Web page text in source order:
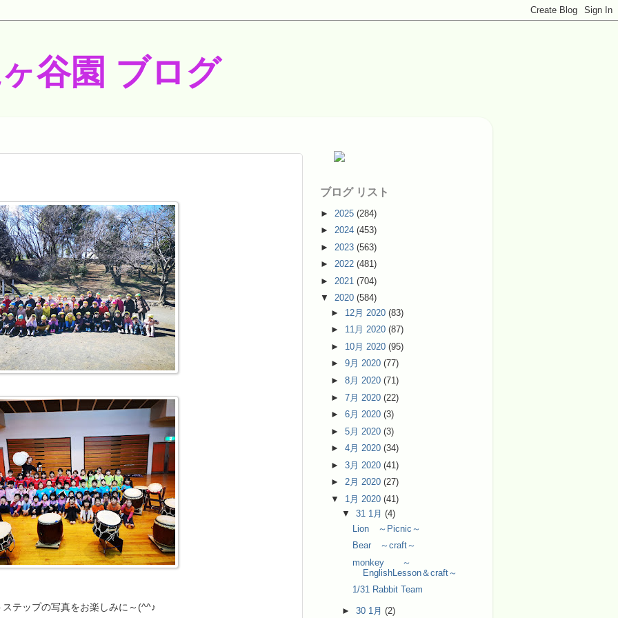
谷園 ブログ
ステップの写真をお楽しみに～(^^♪
ブログ リスト
► 2025 (284)
► 2024 (453)
► 2023 (563)
► 2022 (481)
► 2021 (704)
▼ 2020 (584)
► 12月 2020(83)
► 11月 2020(87)
► 10月 2020(95)
►9月 2020(77)
►8月 2020(71)
►7月 2020(22)
►6月 2020(3)
►5月 2020(3)
►4月 2020(34)
►3月 2020(41)
►2月 2020(27)
▼ 1月 2020(41)
▼ 31 1月 (4)
Lion ～Picnic～
Bear ～craft～
monkey ～
EnglishLesson＆craft～
1/31 Rabbit Team
► 30 1月 (2)